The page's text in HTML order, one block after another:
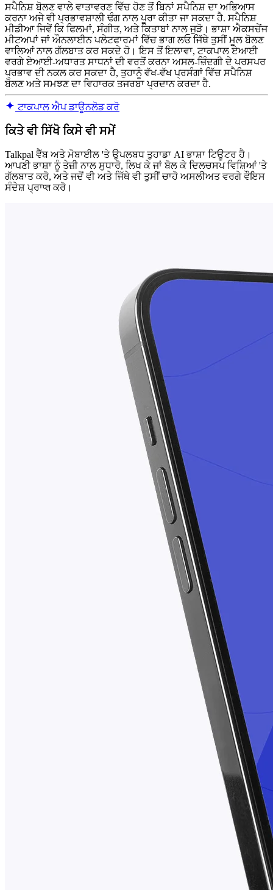
ਸਪੈਨਿਸ਼ ਬੋਲਣ ਵਾਲੇ ਵਾਤਾਵਰਣ ਵਿੱਚ ਹੋਣ ਤੋਂ ਬਿਨਾਂ ਸਪੈਨਿਸ਼ ਦਾ ਅਭਿਆਸ
ਕਰਨਾ ਅਜੇ ਵੀ ਪ੍ਰਭਾਵਸ਼ਾਲੀ ਢੰਗ ਨਾਲ ਪੂਰਾ ਕੀਤਾ ਜਾ ਸਕਦਾ ਹੈ. ਸਪੈਨਿਸ਼
ਮੀਡੀਆ ਜਿਵੇਂ ਕਿ ਫਿਲਮਾਂ, ਸੰਗੀਤ, ਅਤੇ ਕਿਤਾਬਾਂ ਨਾਲ ਜੁੜੋ। ਭਾਸ਼ਾ ਐਕਸਚੇਂਜ
ਮੀਟਅਪਾਂ ਜਾਂ ਔਨਲਾਈਨ ਪਲੇਟਫਾਰਮਾਂ ਵਿੱਚ ਭਾਗ ਲਓ ਜਿੱਥੇ ਤੁਸੀਂ ਮੂਲ ਬੋਲਣ
ਵਾਲਿਆਂ ਨਾਲ ਗੱਲਬਾਤ ਕਰ ਸਕਦੇ ਹੋ। ਇਸ ਤੋਂ ਇਲਾਵਾ, ਟਾਕਪਾਲ ਏਆਈ
ਵਰਗੇ ਏਆਈ-ਅਧਾਰਤ ਸਾਧਨਾਂ ਦੀ ਵਰਤੋਂ ਕਰਨਾ ਅਸਲ-ਜ਼ਿੰਦਗੀ ਦੇ ਪਰਸਪਰ
ਪ੍ਰਭਾਵ ਦੀ ਨਕਲ ਕਰ ਸਕਦਾ ਹੈ, ਤੁਹਾਨੂੰ ਵੱਖ-ਵੱਖ ਪ੍ਰਸੰਗਾਂ ਵਿੱਚ ਸਪੈਨਿਸ਼
ਬੋਲਣ ਅਤੇ ਸਮਝਣ ਦਾ ਵਿਹਾਰਕ ਤਜਰਬਾ ਪ੍ਰਦਾਨ ਕਰਦਾ ਹੈ.
ਟਾਕਪਾਲ ਐਪ ਡਾਊਨਲੋਡ ਕਰੋ
ਕਿਤੇ ਵੀ ਸਿੱਖੋ ਕਿਸੇ ਵੀ ਸਮੇਂ
Talkpal ਵੈੱਬ ਅਤੇ ਮੋਬਾਈਲ 'ਤੇ ਉਪਲਬਧ ਤੁਹਾਡਾ AI ਭਾਸ਼ਾ ਟਿਊਟਰ ਹੈ।
ਆਪਣੀ ਭਾਸ਼ਾ ਨੂੰ ਤੇਜ਼ੀ ਨਾਲ ਸੁਧਾਰੋ, ਲਿਖ ਕੇ ਜਾਂ ਬੋਲ ਕੇ ਦਿਲਚਸਪ ਵਿਸ਼ਿਆਂ 'ਤੇ
ਗੱਲਬਾਤ ਕਰੋ, ਅਤੇ ਜਦੋਂ ਵੀ ਅਤੇ ਜਿੱਥੇ ਵੀ ਤੁਸੀਂ ਚਾਹੋ ਅਸਲੀਅਤ ਵਰਗੇ ਵੌਇਸ
ਸੰਦੇਸ਼ ਪ੍ਰਾप्त ਕਰੋ।